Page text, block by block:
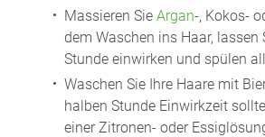
Massieren Sie Argan-, Kokos-
dem Waschen ins Haar, lassen
Stunde einwirken und spülen
Waschen Sie Ihre Haare mit
halben Stunde Einwirkzeit
einer Zitronen- oder